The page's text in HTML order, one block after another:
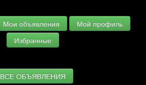
Мои объявления
Мой профиль
Избранные
ВСЕ ОБЪЯВЛЕНИЯ